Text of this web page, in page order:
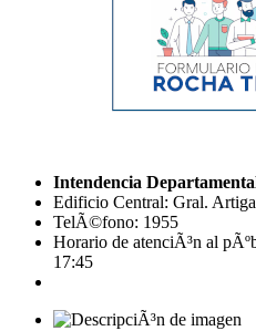
Intendencia
Edificio Central: Gral.
TelÃ©fono: 1955
Horario de atenciÃ³n al
17:45